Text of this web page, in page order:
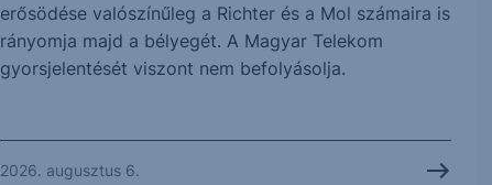
erősödése valószínűleg a Richter és a Mol számaira is
rányomja majd a bélyegét. A Magyar Telekom
gyorsjelentését viszont nem befolyásolja.
2026. augusztus 6.